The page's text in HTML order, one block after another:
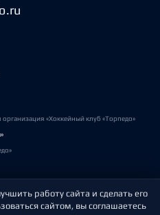
«Хоккейный клуб «Торпедо»
работу сайта и сделать его
сайтом, вы соглашаетесь